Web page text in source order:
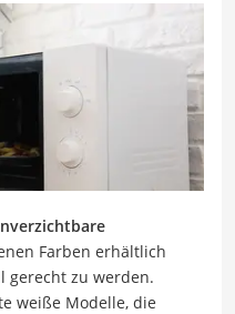
Farben erhältlich
gerecht zu werden.
weiße Modelle, die